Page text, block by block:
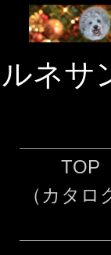
ルネサ
TOP
（カタロ